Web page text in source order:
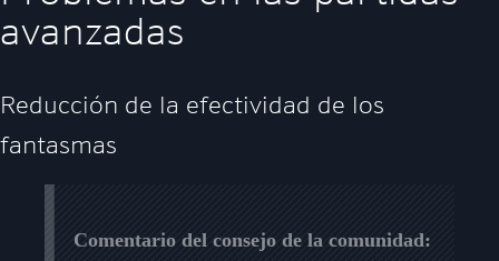
avanzadas
Reducción de la efectividad de los
fantasmas
Comentario del consejo de la comunidad: